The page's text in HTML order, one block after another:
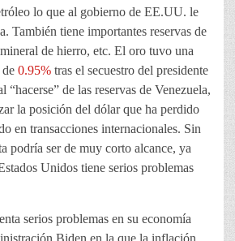
lo que al gobierno de EE.UU. le
También tiene importantes reservas de
de hierro, etc. El oro tuvo una
0.95% tras el secuestro del presidente
de las reservas de Venezuela,
la posición del dólar que ha perdido
en transacciones internacionales. Sin
podría ser de muy corto alcance, ya
Unidos tiene serios problemas
serios problemas en su economía